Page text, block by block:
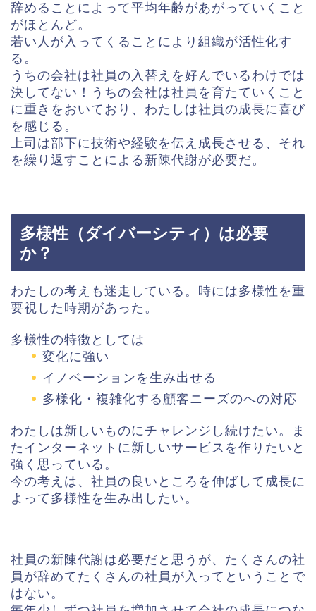
辞めることによって平均年齢があがっていくこと
がほとんど。
若い人が入ってくることにより組織が活性化す
る。
うちの会社は社員の入替えを好んでいるわけでは
決してない！うちの会社は社員を育たていくこと
に重きをおいており、わたしは社員の成長に喜び
を感じる。
上司は部下に技術や経験を伝え成長させる、それ
を繰り返すことによる新陳代謝が必要だ。
多様性（ダイバーシティ）は必要
か？
わたしの考えも迷走している。時には多様性を重
要視した時期があった。
多様性の特徴としては
変化に強い
イノベーションを生み出せる
多様化・複雑化する顧客ニーズのへの対応
わたしは新しいものにチャレンジし続けたい。ま
たインターネットに新しいサービスを作りたいと
強く思っている。
今の考えは、社員の良いところを伸ばして成長に
よって多様性を生み出したい。
社員の新陳代謝は必要だと思うが、たくさんの社
員が辞めてたくさんの社員が入ってということで
はない。